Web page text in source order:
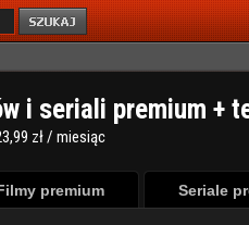
i seriali premium +
zł / miesiąc
premium Seriale